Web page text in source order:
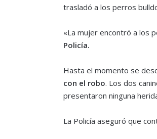
trasladó a los perros
«La mujer encontró a los
Policía.
Hasta el momento se
con el robo. Los dos
presentaron ninguna
La Policía aseguró que